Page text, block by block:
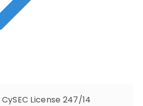
License 247/14